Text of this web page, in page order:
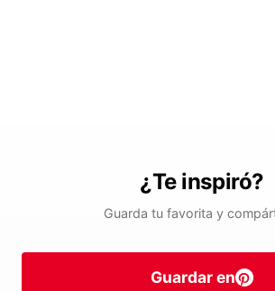
¿Te inspiró?
Guarda tu favorita y
Guardar en